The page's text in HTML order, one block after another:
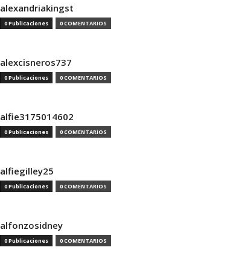
alexandriakingst
0 Publicaciones 0 COMENTARIOS
alexcisneros737
0 Publicaciones 0 COMENTARIOS
alfie3175014602
0 Publicaciones 0 COMENTARIOS
alfiegilley25
0 Publicaciones 0 COMENTARIOS
alfonzosidney
0 Publicaciones 0 COMENTARIOS